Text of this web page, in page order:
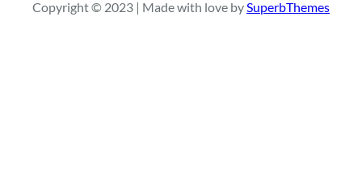
c
Copyright © 2023 | Made with love by SuperbThemes